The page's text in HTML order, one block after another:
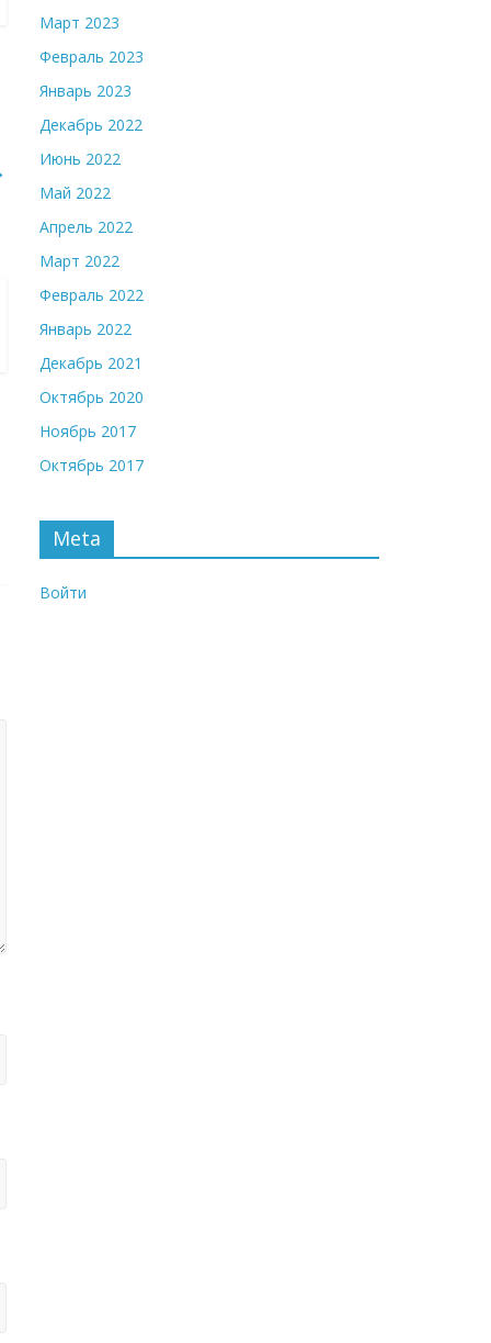
Март 2023
Февраль 2023
Январь 2023
Декабрь 2022
Июнь 2022
Май 2022
Апрель 2022
Март 2022
Февраль 2022
Январь 2022
Декабрь 2021
Октябрь 2020
Ноябрь 2017
Октябрь 2017
Meta
Войти